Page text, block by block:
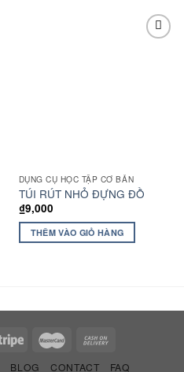
DỤNG CỤ HỌC TẬP CƠ BẢN
TÚI RÚT NHỎ ĐỰNG ĐỒ
₫9,000
THÊM VÀO GIỎ HÀNG
BLOG CONTACT FAQ